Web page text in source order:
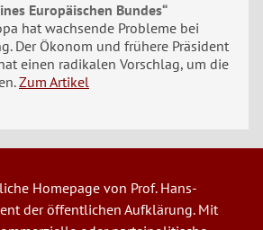
Europäischen Bundes“
hat wachsende Probleme bei
Der Ökonom und frühere Präsident
einen radikalen Vorschlag, um die
Zum Artikel
Homepage von Prof. Hans-
der öffentlichen Aufklärung. Mit